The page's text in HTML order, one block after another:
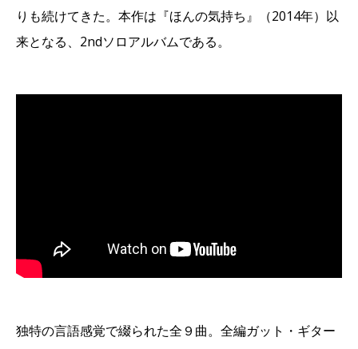
りも続けてきた。本作は『ほんの気持ち』（2014年）以
来となる、2ndソロアルバムである。
独特の言語感覚で綴られた全９曲。全編ガット・ギター